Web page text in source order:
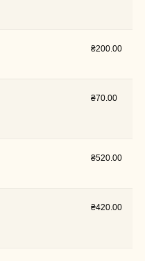
₴200.00
₴70.00
₴520.00
₴420.00